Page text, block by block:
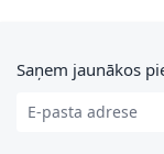
E-pasta adrese
Saņem jaunākos